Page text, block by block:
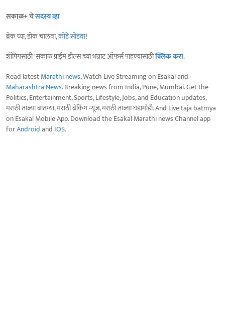
सकाळ+ चेसदस्य व्हा
ब्रेक घ्या, डोकं चालवा,कोडे सोडवा!
शॉपिंगसाठी 'सकाळ प्राईम डील्स'च्या भन्नाट ऑफर्स पाहण्यासाठीक्लिक करा.
Read latestMarathi news, Watch Live Streaming on Esakal and
Maharashtra News. Breaking news from India, Pune, Mumbai. Get the
Politics, Entertainment, Sports, Lifestyle, Jobs, and Education updates,
मराठी ताज्या बातम्या, मराठी ब्रेकिंग न्यूज, मराठी ताज्या घडामोडी. And Live taja batmya
on Esakal Mobile App. Download the Esakal Marathi news Channel app
forAndroidand IOS.